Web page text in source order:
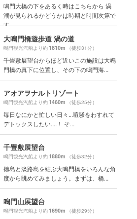
鳴門大橋の下をあるく時はこちらから 渦
潮が見られるかどうかは時期と時間次第で
す
大鳴門橋遊歩道 渦の道
鳴門観光汽船より約1810m （徒歩31分）
千畳敷展望台からほど近いこの施設は大鳴
門橋の真下に位置し、その下の鳴門海...
アオアヲナルトリゾート
鳴門観光汽船より約1460m （徒歩25分）
毎日なにかと忙しい日々...喧騒をわすれて
デトックスしたい....！ そ...
千畳敷展望台
鳴門観光汽船より約1880m （徒歩32分）
徳島と淡路島を結ぶ大鳴門橋をいろんな角
度から眺めてみましょう。まずは、橋...
鳴門山展望台
鳴門観光汽船より約1690m （徒歩29分）